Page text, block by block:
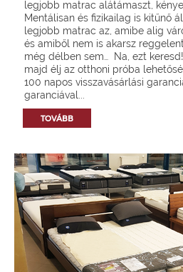
legjobb matrac alátámaszt,
Mentálisan és fizikailag is kitűnő
legjobb matrac az, amibe alig
és amiből nem is akarsz
még délben sem… Na, ezt
majd élj az otthoni próba
100 napos visszavásárlási
garanciával...
TOVÁBB